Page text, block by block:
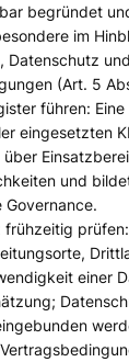
begründet
im
Datenschutz und
(Art. 5
führen:
eingesetzten
und
Governance.
frühzeitig
einer